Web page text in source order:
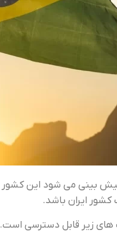
کشور ايران باشد.
های زیر قابل دسترسی است.